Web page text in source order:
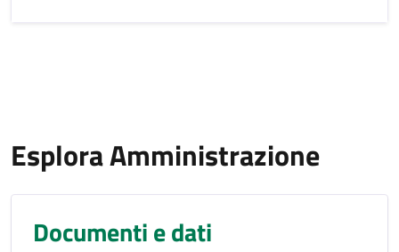
Esplora Amministrazione
Documenti e dati